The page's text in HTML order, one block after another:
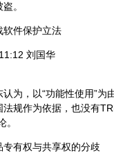
。
软件保护立法
刘国华
，以“功能性使用”为
法规作为依据，也没有
。
有权与共享权的分歧